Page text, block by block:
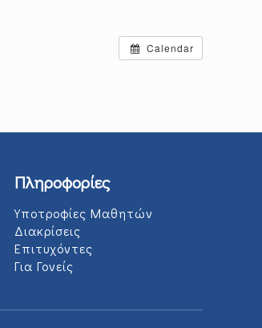
Calendar
Πληροφορίες
Υποτροφίες Μαθητών
Διακρίσεις
Επιτυχόντες
Για Γονείς